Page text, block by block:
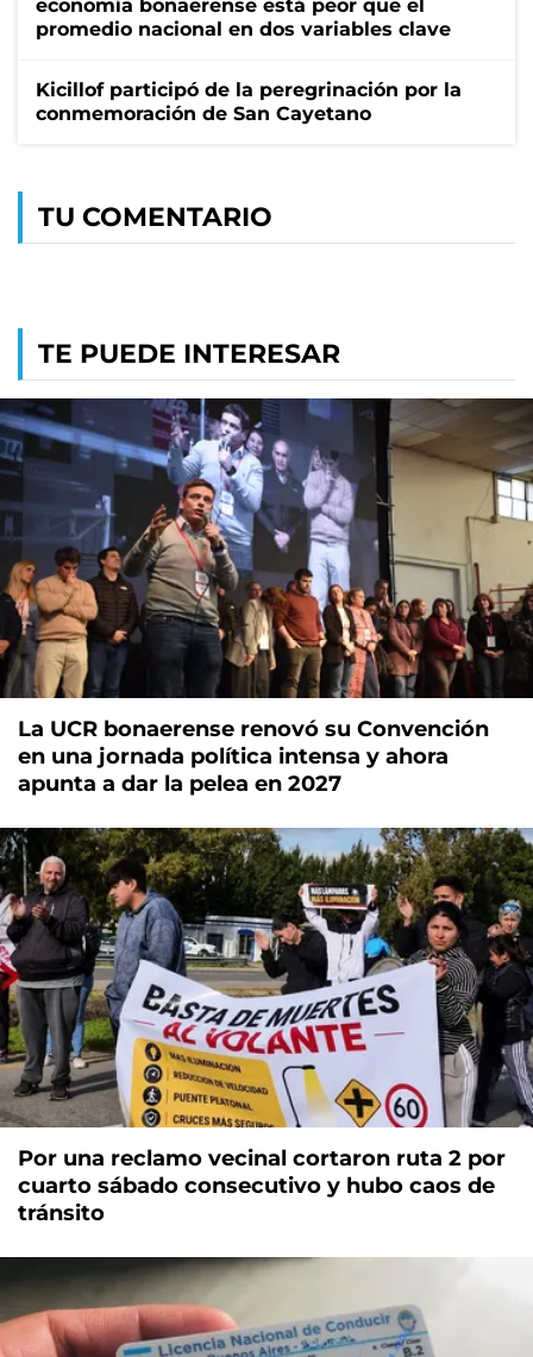
economía bonaerense está peor que el
promedio nacional en dos variables clave
Kicillof participó de la peregrinación por la
conmemoración de San Cayetano
TU COMENTARIO
TE PUEDE INTERESAR
La UCR bonaerense renovó su Convención
en una jornada política intensa y ahora
apunta a dar la pelea en 2027
Por una reclamo vecinal cortaron ruta 2 por
cuarto sábado consecutivo y hubo caos de
tránsito